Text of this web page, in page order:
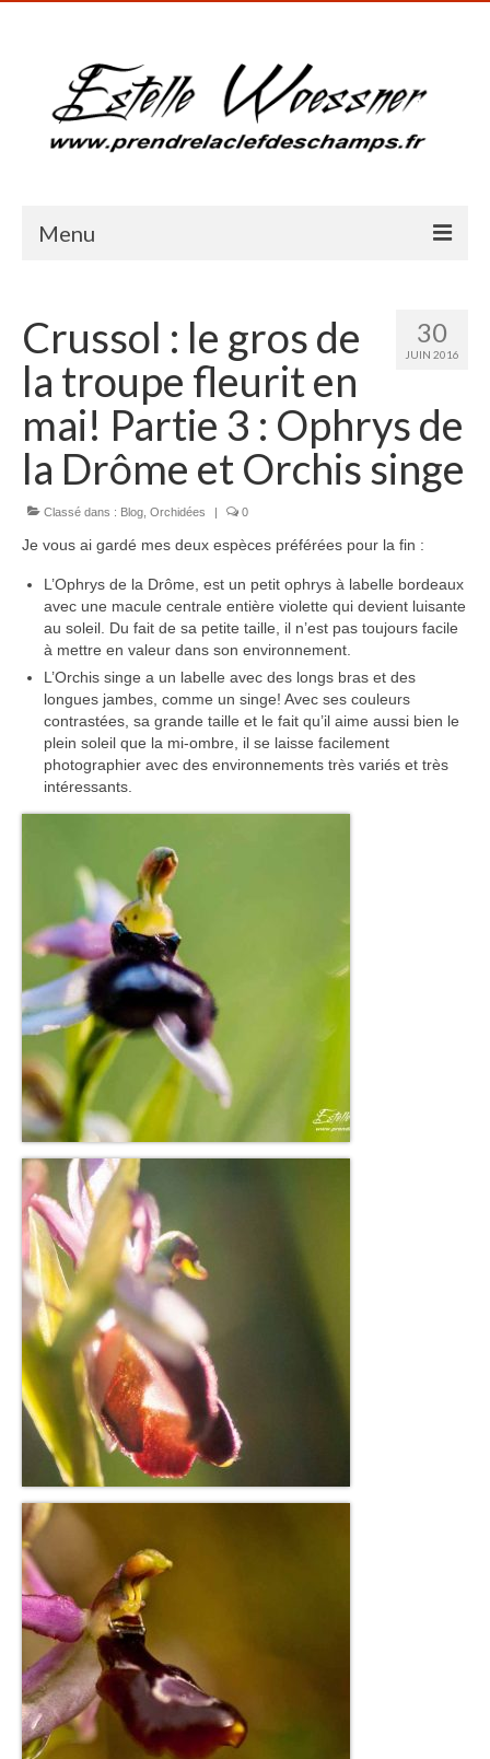
Menu
Présentation
Galerie photos
Blog
Milieux humides
Camargue
Montier en Der
Lac du Ternay
Val de Saône
Montagne
Bugey
Haut-Languedoc
Jura
Mercantour
Rémuzat
Vanoise
Macrophoto
Fleurs printanières
Insectes
Orchidées
Parcs et Jardins
Mon jardin
Parc de la Tête d’Or
Richmond Park (Londres)
Météo particulière
30
JUIN 2016
Crussol : le gros de
la troupe fleurit en
mai! Partie 3 : Ophrys de
la Drôme et Orchis singe
Classé dans : Blog Orchidées | 0
Je vous ai gardé mes deux espèces préférées pour la fin :
L’Ophrys de la Drôme, est un petit ophrys à labelle bordeaux
avec une macule centrale entière violette qui devient luisante
au soleil. Du fait de sa petite taille, il n’est pas toujours facile
à mettre en valeur dans son environnement.
L’Orchis singe a un labelle avec des longs bras et des
longues jambes, comme un singe! Avec ses couleurs
contrastées, sa grande taille et le fait qu’il aime aussi bien le
plein soleil que la mi-ombre, il se laisse facilement
photographier avec des environnements très variés et très
intéressants.